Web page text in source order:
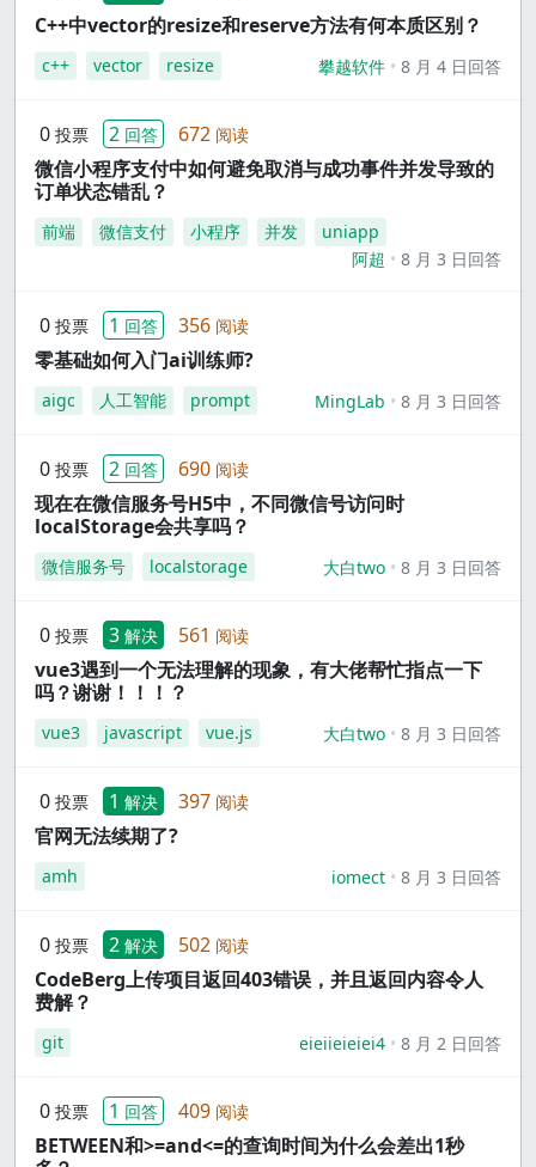
C++中vector的resize和reserve方法有何本质区别？
c++ vector resize 攀越软件 8 月 4 日回答
0 投票 2 回答 672 阅读
微信小程序支付中如何避免取消与成功事件并发导致的
订单状态错乱？
前端 微信支付 小程序 并发
uniapp
阿超
8 月 3 日回答
0 投票 1 回答 356 阅读
零基础如何入门ai训练师?
aigc 人工智能 prompt MingLab 8 月 3 日回答
0 投票 2 回答 690 阅读
现在在微信服务号H5中，不同微信号访问时
localStorage会共享吗？
微信服务号 localstorage 大白two 8 月 3 日回答
0 投票 3 解决 561 阅读
vue3遇到一个无法理解的现象，有大佬帮忙指点一下
吗？谢谢！！！？
vue3 javascript vue.js 大白two 8 月 3 日回答
0 投票 1 解决 397 阅读
官网无法续期了?
amh iomect 8 月 3 日回答
0 投票 2 解决 502 阅读
CodeBerg上传项目返回403错误，并且返回内容令人
费解？
git eieiieieiei4 8 月 2 日回答
0 投票 1 回答 409 阅读
BETWEEN和>=and<=的查询时间为什么会差出1秒